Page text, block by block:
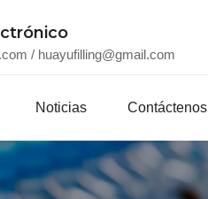
/ huayufilling@gmail.com
Noticias Contáctenos